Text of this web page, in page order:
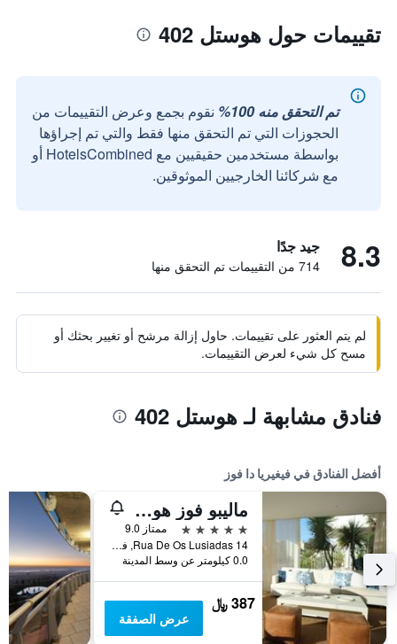
تقييمات حول هوستل 402
تم التحقق منه 100%
نقوم بجمع وعرض التقييمات من
الحجوزات التي تم التحقق منها فقط والتي تم إجراؤها
بواسطة مستخدمين حقيقيين مع HotelsCombined أو
مع شركائنا الخارجيين الموثوقين.
8.3 جيد جدًا
714 من التقييمات تم التحقق منها
لم يتم العثور على تقييمات. حاول إزالة مرشح أو تغيير بحثك أو
مسح كل شيء لعرض التقييمات.
فنادق مشابهة لـ هوستل 402
أفضل الفنادق في فيغيريا دا فوز
ماليبو فوز هوتل - لا ميزون يونان
5 نجوم
ممتاز 9.0
Rua De Os Lusiadas 14, فيغيريا دا فوز, محافظة كويمبرا, البرتغال
0.0 كيلومتر عن وسط المدينة
387 ﷼
عرض الصفقة